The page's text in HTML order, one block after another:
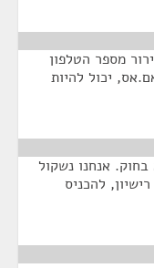
מספר הטלפון
יכול להיות
אנחנו נשקול
להכניס